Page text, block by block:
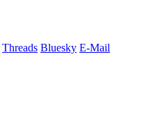
Threads Bluesky E-Mail